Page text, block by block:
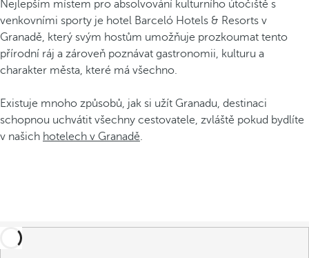
Nejlepším místem pro absolvování kulturního útočiště s
venkovními sporty je hotel Barceló Hotels & Resorts v
Granadě, který svým hostům umožňuje prozkoumat tento
přírodní ráj a zároveň poznávat gastronomii, kulturu a
charakter města, které má všechno.
Existuje mnoho způsobů, jak si užít Granadu, destinaci
schopnou uchvátit všechny cestovatele, zvláště pokud bydlíte
v našich hotelech v Granadě.